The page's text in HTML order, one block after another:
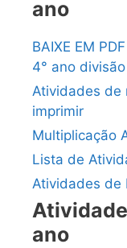
ano
BAIXE EM
4° ano divisão
Atividades de
imprimir
Multiplicação
Lista de
Atividades de
ano